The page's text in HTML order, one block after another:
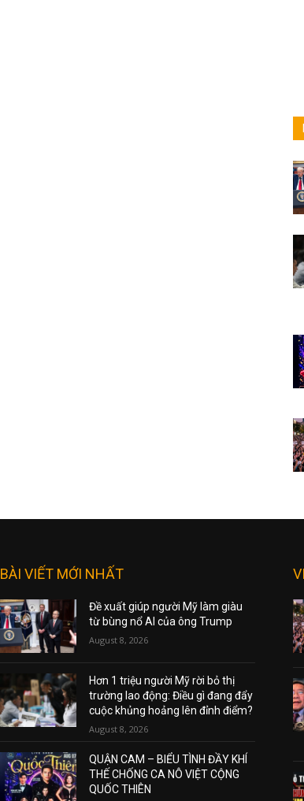
BÀI VIẾT MỚI NHẤT
Đề xuất giúp người Mỹ làm giàu
từ bùng nổ AI của ông Trump
August 8, 2026
Hơn 1 triệu người Mỹ rời bỏ thị
trường lao động: Điều gì đang đẩy
cuộc khủng hoảng lên đỉnh điểm?
August 8, 2026
QUẬN CAM – BIỂU TÌNH ĐẦY KHÍ
THẾ CHỐNG CA NÔ VIỆT CỘNG
QUỐC THIÊN